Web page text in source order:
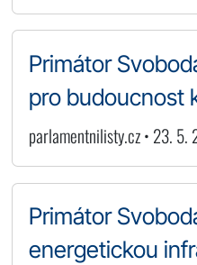
Primátor
pro budoucnost
parlamentnilisty.cz • 23.
Primátor
energetickou